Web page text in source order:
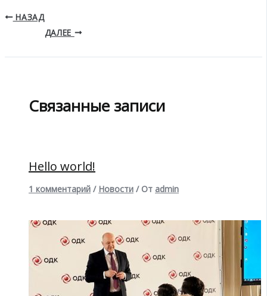
НАЗАД
ДАЛЕЕ
Связанные записи
Hello world!
1 комментарий / Новости / От admin